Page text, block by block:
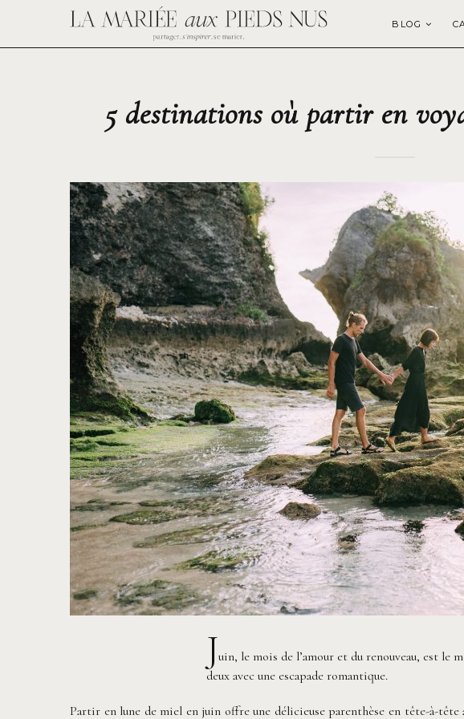
BLOG
5 destinations où partir en
Juin, le mois de l’amour et du renouveau, est
deux avec une escapade romantique.
Partir en lune de miel en juin offre une délicieuse parenthèse en tête-à-